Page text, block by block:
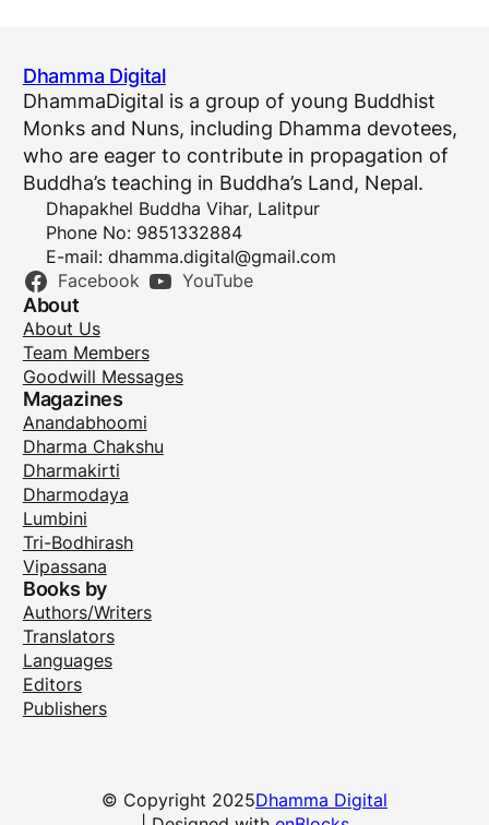
Dhamma Digital
DhammaDigital is a group of young Buddhist
Monks and Nuns, including Dhamma devotees,
who are eager to contribute in propagation of
Buddha’s teaching in Buddha’s Land, Nepal.
Dhapakhel Buddha Vihar, Lalitpur
Phone No: 9851332884
E-mail: dhamma.digital@gmail.com
Facebook YouTube
About
About Us
Team Members
Goodwill Messages
Magazines
Anandabhoomi
Dharma Chakshu
Dharmakirti
Dharmodaya
Lumbini
Tri-Bodhirash
Vipassana
Books by
Authors/Writers
Translators
Languages
Editors
Publishers
© Copyright 2025Dhamma Digital